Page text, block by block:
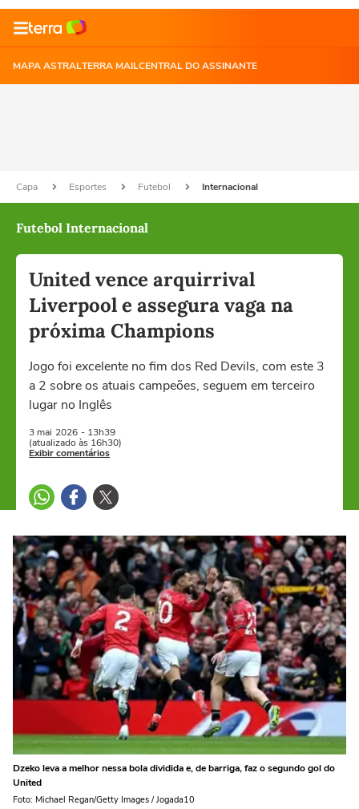
MAPA ASTRALTERRA MAILCENTRAL DO ASSINANTE
Capa Esportes Futebol Internacional
Futebol Internacional
United vence arquirrival
Liverpool e assegura vaga na
próxima Champions
Jogo foi excelente no fim dos Red Devils, com este 3
a 2 sobre os atuais campeões, seguem em terceiro
lugar no Inglês
3 mai 2026 - 13h39
(atualizado às 16h30)
Exibir comentários
Dzeko leva a melhor nessa bola dividida e, de barriga, faz o segundo gol do
United
Foto: Michael Regan/Getty Images / Jogada10